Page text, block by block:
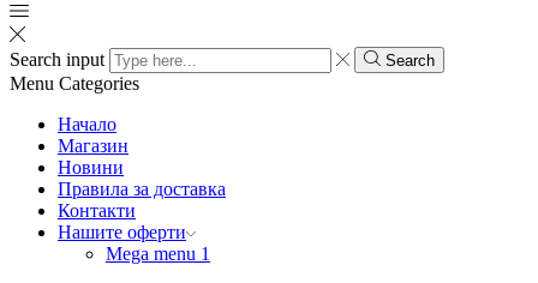
Search input Search
Menu Categories
Начало
Магазин
Новини
Правила за доставка
Контакти
Нашите оферти
Mega menu 1